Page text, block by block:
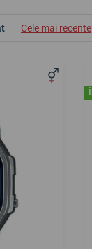
Cele mai recente